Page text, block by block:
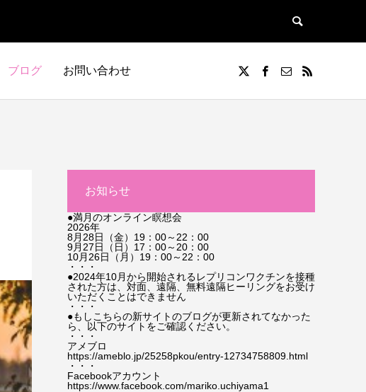
ブログ お問い合わせ
お知らせ
●満月のオンライン瞑想会
2026年
8月28日（金）19：00～22：00
9月27日（日）17：00～20：00
10月26日（月）19：00～22：00
・・・
●2024年10月から開始されるレプリコンワクチンを接種
された方は、対面、遠隔、無料遠隔ヒーリングをお受け
いただくことはできません
・・・
●もしこちらの新サイトのブログが更新されてなかった
ら、以下のサイトをご確認ください。
・・・
アメブロ
https://ameblo.jp/25258pkou/entry-12734758809.html
・・・
Facebookアカウント
https://www.facebook.com/mariko.uchiyama1